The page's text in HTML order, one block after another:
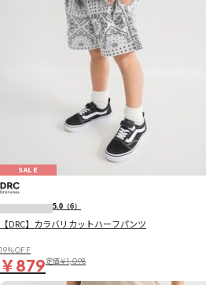
SALE
5.0 （6）
【DRC】カラバリカットハーフパンツ
19％OFF
￥879定価￥1,098